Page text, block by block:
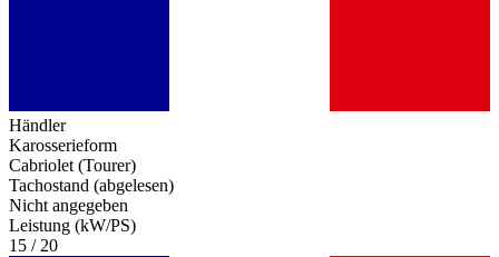
Händler
Karosserieform
Cabriolet (Tourer)
Tachostand (abgelesen)
Nicht angegeben
Leistung (kW/PS)
15 / 20